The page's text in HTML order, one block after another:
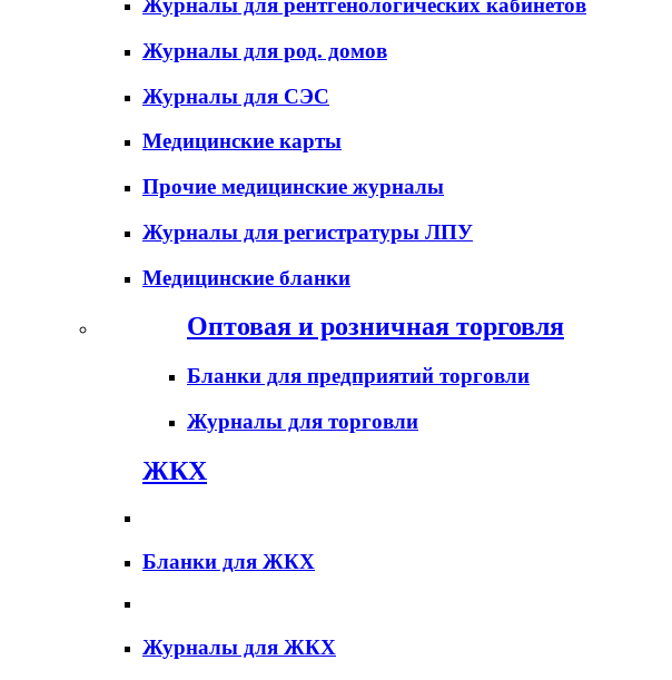
Журналы для рентгенологических кабинетов
Журналы для род. домов
Журналы для СЭС
Медицинские карты
Прочие медицинские журналы
Журналы для регистратуры ЛПУ
Медицинские бланки
Оптовая и розничная торговля
Бланки для предприятий торговли
Журналы для торговли
ЖКХ
Бланки для ЖКХ
Журналы для ЖКХ